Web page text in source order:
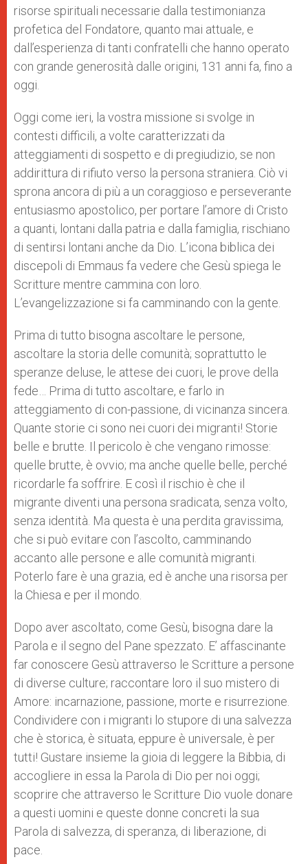
risorse spirituali necessarie dalla testimonianza
profetica del Fondatore, quanto mai attuale, e
dall’esperienza di tanti confratelli che hanno operato
con grande generosità dalle origini, 131 anni fa, fino a
oggi.
Oggi come ieri, la vostra missione si svolge in
contesti difficili, a volte caratterizzati da
atteggiamenti di sospetto e di pregiudizio, se non
addirittura di rifiuto verso la persona straniera. Ciò vi
sprona ancora di più a un coraggioso e perseverante
entusiasmo apostolico, per portare l’amore di Cristo
a quanti, lontani dalla patria e dalla famiglia, rischiano
di sentirsi lontani anche da Dio. L’icona biblica dei
discepoli di Emmaus fa vedere che Gesù spiega le
Scritture mentre cammina con loro.
L’evangelizzazione si fa camminando con la gente.
Prima di tutto bisogna ascoltare le persone,
ascoltare la storia delle comunità; soprattutto le
speranze deluse, le attese dei cuori, le prove della
fede… Prima di tutto ascoltare, e farlo in
atteggiamento di con-passione, di vicinanza sincera.
Quante storie ci sono nei cuori dei migranti! Storie
belle e brutte. Il pericolo è che vengano rimosse:
quelle brutte, è ovvio; ma anche quelle belle, perché
ricordarle fa soffrire. E così il rischio è che il
migrante diventi una persona sradicata, senza volto,
senza identità. Ma questa è una perdita gravissima,
che si può evitare con l’ascolto, camminando
accanto alle persone e alle comunità migranti.
Poterlo fare è una grazia, ed è anche una risorsa per
la Chiesa e per il mondo.
Dopo aver ascoltato, come Gesù, bisogna dare la
Parola e il segno del Pane spezzato. E’ affascinante
far conoscere Gesù attraverso le Scritture a persone
di diverse culture; raccontare loro il suo mistero di
Amore: incarnazione, passione, morte e risurrezione.
Condividere con i migranti lo stupore di una salvezza
che è storica, è situata, eppure è universale, è per
tutti! Gustare insieme la gioia di leggere la Bibbia, di
accogliere in essa la Parola di Dio per noi oggi;
scoprire che attraverso le Scritture Dio vuole donare
a questi uomini e queste donne concreti la sua
Parola di salvezza, di speranza, di liberazione, di
pace.